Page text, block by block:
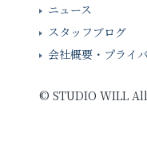
ニュース
スタッフブログ
会社概要・プライ
©STUDIO WILL